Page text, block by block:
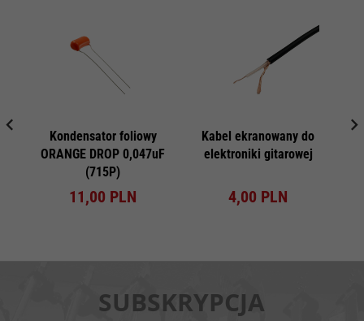
Kondensator foliowy
ORANGE DROP 0,047uF
(715P)
11,00 PLN
Kabel ekranowany do
elektroniki gitarowej
4,00 PLN
SUBSKRYPCJA